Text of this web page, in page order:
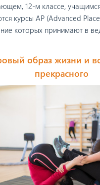
12-м классе,
курсы AP (Advanced
которых принимают в
образ жизни и
прекрасного